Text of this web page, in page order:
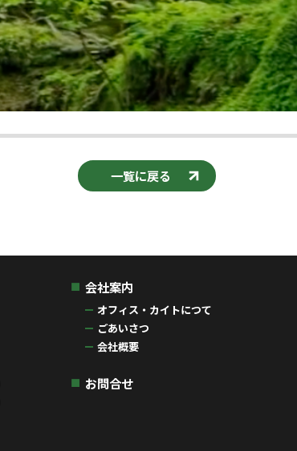
一覧に戻る
会社案内
オフィス・カイトにつて
ごあいさつ
会社概要
お問合せ